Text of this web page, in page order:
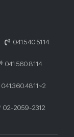
041.540.5114
041.560.8114
041.360.4811~2
02-2059-2312